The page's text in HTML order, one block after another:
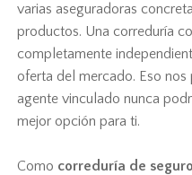
varias aseguradoras
productos. Una correduría
completamente
oferta del mercado. Eso
agente vinculado nunca
mejor opción para ti.
Como correduría de